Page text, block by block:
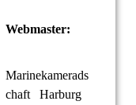
Webmaster:
Marinekamerads
chaft Harburg